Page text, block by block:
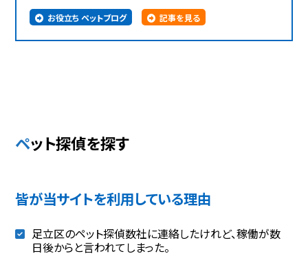
お役立ち ペットブログ 記事を見る
ペット探偵を探す
皆が当サイトを利用している理由
足立区のペット探偵数社に連絡したけれど、稼働が数
日後からと言われてしまった。